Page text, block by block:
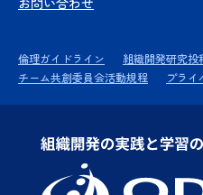
倫理ガイドライン
組織開発研究投
チーム共創委員会活動規程
プライ